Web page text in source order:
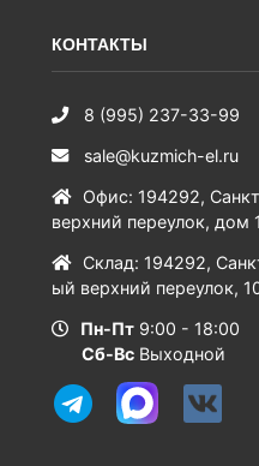
КОНТАКТЫ
8 (995) 237-33-99
sale@kuzmich-el.ru
Офис: 194292,
верхний переулок, дом
Склад: 194292,
ый верхний переулок,
Пн-Пт 9:00 - 18:00
Сб-ВсВыходной